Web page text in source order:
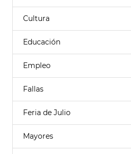
Cultura
Educación
Empleo
Fallas
Feria de Julio
Mayores